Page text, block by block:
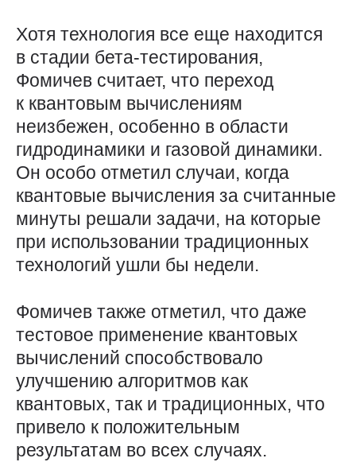
Хотя технология все еще находится
в стадии бета-тестирования,
Фомичев считает, что переход
к квантовым вычислениям
неизбежен, особенно в области
гидродинамики и газовой динамики.
Он особо отметил случаи, когда
квантовые вычисления за считанные
минуты решали задачи, на которые
при использовании традиционных
технологий ушли бы недели.
Фомичев также отметил, что даже
тестовое применение квантовых
вычислений способствовало
улучшению алгоритмов как
квантовых, так и традиционных, что
привело к положительным
результатам во всех случаях.